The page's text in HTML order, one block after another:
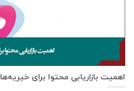
اهمیت بازاریابی محتوا برای خیریه‌ها